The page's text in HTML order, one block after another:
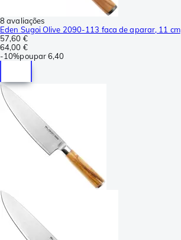
8 avaliações
Eden Sugoi Olive 2090-113 faca de aparar, 11 cm
57,60 €
64,00 €
-10%poupar6,40